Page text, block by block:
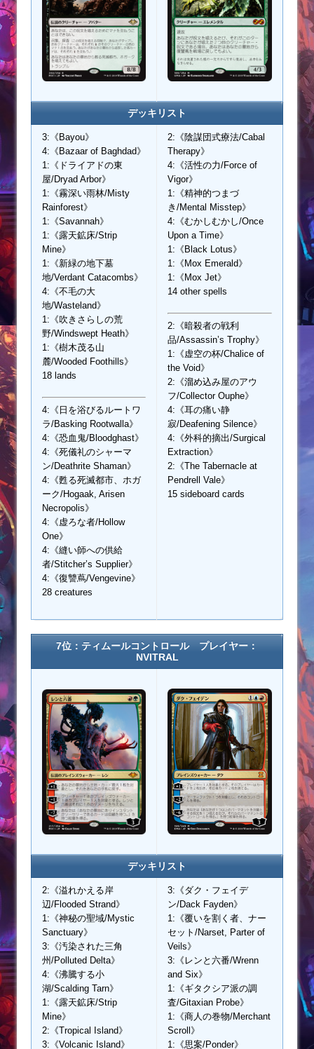
デッキリスト
3:《Bayou》
4:《Bazaar of Baghdad》
1:《ドライアドの東
屋/Dryad Arbor》
1:《霧深い雨林/Misty
Rainforest》
1:《Savannah》
1:《露天鉱床/Strip
Mine》
1:《新緑の地下墓
地/Verdant Catacombs》
4:《不毛の大
地/Wasteland》
1:《吹きさらしの荒
野/Windswept Heath》
1:《樹木茂る山
麓/Wooded Foothills》
18 lands
4:《日を浴びるルートワ
ラ/Basking Rootwalla》
4:《恐血鬼/Bloodghast》
4:《死儀礼のシャーマ
ン/Deathrite Shaman》
4:《甦る死滅都市、ホガ
ーク/Hogaak, Arisen
Necropolis》
4:《虚ろな者/Hollow
One》
4:《縫い師への供給
者/Stitcher’s Supplier》
4:《復讐蔦/Vengevine》
28 creatures
2:《陰謀団式療法/Cabal
Therapy》
4:《活性の力/Force of
Vigor》
1:《精神的つまづ
き/Mental Misstep》
4:《むかしむかし/Once
Upon a Time》
1:《Black Lotus》
1:《Mox Emerald》
1:《Mox Jet》
14 other spells
2:《暗殺者の戦利
品/Assassin’s Trophy》
1:《虚空の杯/Chalice of
the Void》
2:《溜め込み屋のアウ
フ/Collector Ouphe》
4:《耳の痛い静
寂/Deafening Silence》
4:《外科的摘出/Surgical
Extraction》
2:《The Tabernacle at
Pendrell Vale》
15 sideboard cards
7位：ティムールコントロール プレイヤー：
NVITRAL
デッキリスト
2:《溢れかえる岸
辺/Flooded Strand》
1:《神秘の聖域/Mystic
Sanctuary》
3:《汚染された三角
州/Polluted Delta》
4:《沸騰する小
湖/Scalding Tarn》
1:《露天鉱床/Strip
Mine》
2:《Tropical Island》
3:《Volcanic Island》
3:《ダク・フェイデ
ン/Dack Fayden》
1:《覆いを割く者、ナー
セット/Narset, Parter of
Veils》
3:《レンと六番/Wrenn
and Six》
1:《ギタクシア派の調
査/Gitaxian Probe》
1:《商人の巻物/Merchant
Scroll》
1:《思案/Ponder》